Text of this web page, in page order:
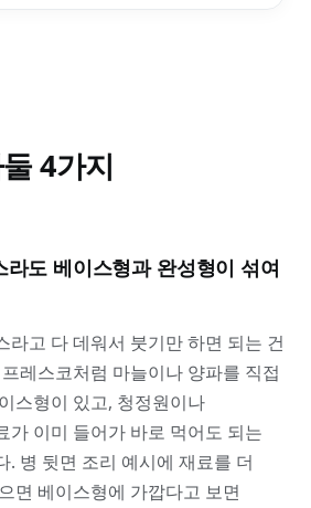
둘4가지
라도 베이스형과 완성형이 섞여
라고 다 데워서 붓기만 하면 되는 건
레스코처럼 마늘이나 양파를 직접
스형이 있고, 청정원이나
가 이미 들어가 바로 먹어도 되는
. 병 뒷면 조리 예시에 재료를 더
면 베이스형에 가깝다고 보면